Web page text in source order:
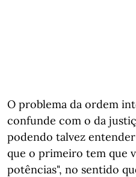
O problema da ordem
confunde com o da
podendo talvez
que o primeiro tem que
potências", no sentido